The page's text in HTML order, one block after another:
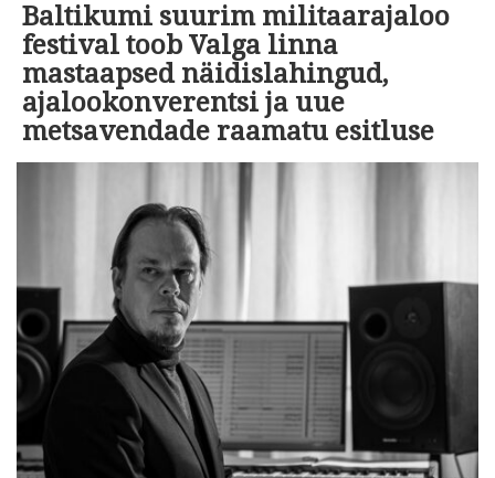
Baltikumi suurim militaarajaloo
festival toob Valga linna
mastaapsed näidislahingud,
ajalookonverentsi ja uue
metsavendade raamatu esitluse